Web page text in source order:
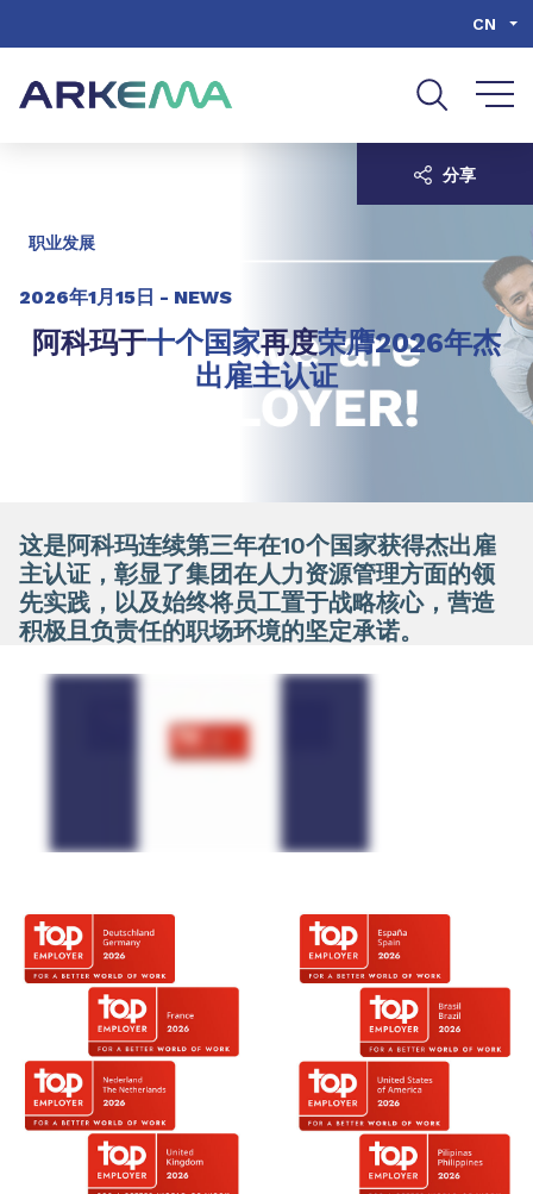
CN
职业发展
2026年1月15日 - NEWS
阿科玛于十个国家再度荣膺2026年杰
出雇主认证
分享
这是阿科玛连续第三年在10个国家获得杰出雇
主认证，彰显了集团在人力资源管理方面的领
先实践，以及始终将员工置于战略核心，营造
积极且负责任的职场环境的坚定承诺。